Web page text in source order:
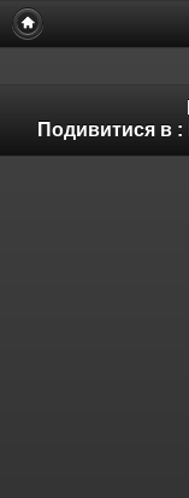
Подивитися в :